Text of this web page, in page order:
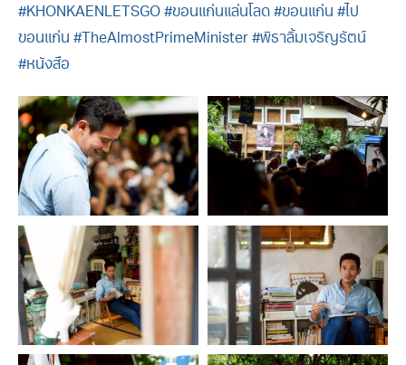
#KHONKAENLETSGO #ขอนแก่นแล่นโลด #ขอนแก่น #ไป
ขอนแก่น #TheAlmostPrimeMinister #พิธาลิ้มเจริญรัตน์
#หนังสือ